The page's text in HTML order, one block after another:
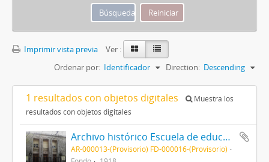
Imprimir vista previa
Ver :
Ordenar por: Identificador Direction: Descending
1 resultados con objetos digitales
Muestra los
resultados con objetos digitales
Archivo histórico Escuela de educación secundaria N°24 "Ex Nacional de comercio N°1"
AR-000013-(Provisorio) FD-000016-(Provisorio)